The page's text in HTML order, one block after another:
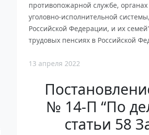
противопожарной службе,
уголовно-исполнительной
Российской Федерации, и их
трудовых пенсиях в Российской
13 апреля 2022
№ 14-П “По
статьи 58